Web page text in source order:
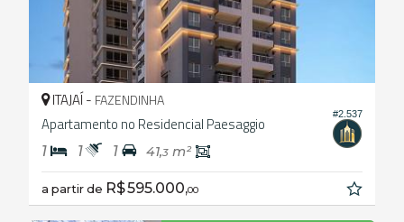
#2.537
ITAJAÍ - FAZENDINHA
Apartamento no Residencial Paesaggio
1 1 1 41,3 m²
a partir de R$ 595.000,00